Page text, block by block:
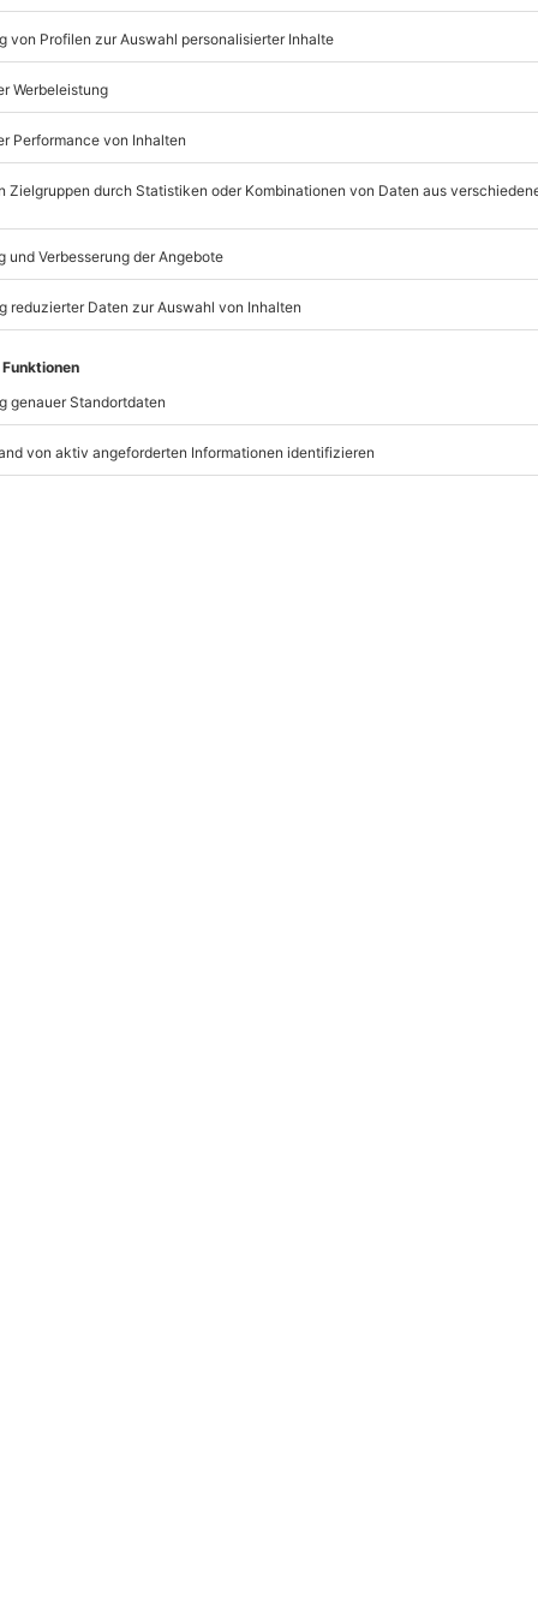
Anzahl der Teilnehmer
Abendliche Rundfahrt
Abgerundet wird dieses
Ort statt)
immer:Unsere Geschenkboxen
Frühstück &
Frühstücksbuffet vorab
Frühstück & Bootsfahrt
Reichhaltiges Frühstück
entlang der